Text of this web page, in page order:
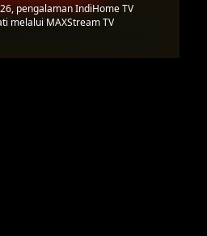
pengalaman IndiHome TV
melalui MAXStream TV